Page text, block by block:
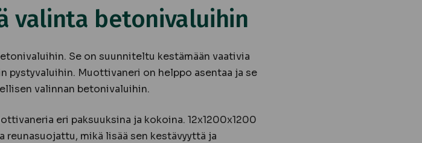
valinta betonivaluihin
Se on suunniteltu kestämään vaativia
pystyvaluihin. Muottivaneri on helppo asentaa ja se
valinnan betonivaluihin.
eri paksuuksina ja kokoina. 12x1200x1200
mikä lisää sen kestävyyttä ja